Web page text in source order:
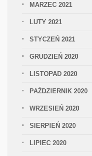
MARZEC 2021
LUTY 2021
STYCZEŃ 2021
GRUDZIEŃ 2020
LISTOPAD 2020
PAŹDZIERNIK 2020
WRZESIEŃ 2020
SIERPIEŃ 2020
LIPIEC 2020